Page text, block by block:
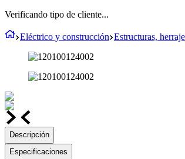
Verificando tipo de cliente...
Eléctrico y construcción Estructuras,
Descripción
Especificaciones